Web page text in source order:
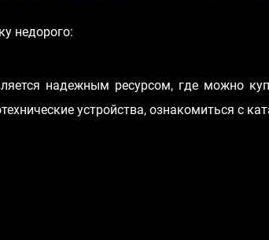
недорого:
надежным ресурсом, где можно
устройства, ознакомиться с